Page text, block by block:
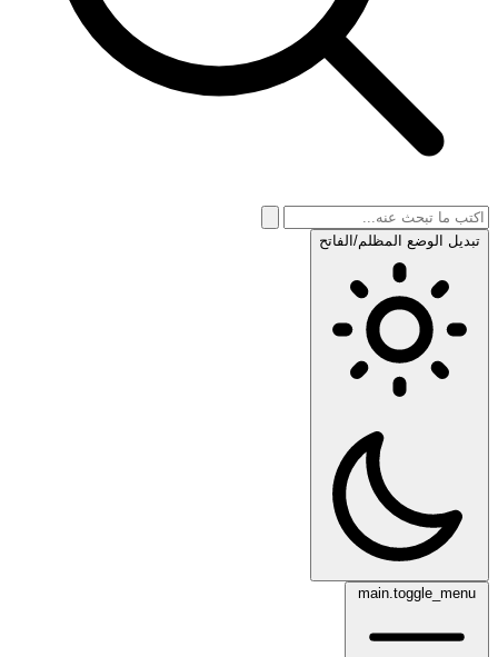
تبديل الوضع المظلم/الفاتح
main.toggle_menu